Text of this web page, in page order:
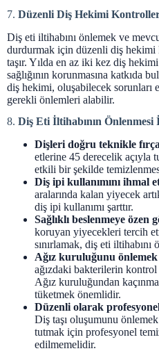
7. Düzenli Diş Hekimi
Diş eti iltihabını önlemek ve
durdurmak için düzenli diş
taşır. Yılda en az iki kez diş
sağlığının korunmasına katkıda
diş hekimi, oluşabilecek sorunları
gerekli önlemleri alabilir.
8. Diş Eti İltihabının Önlenmesi
Dişleri doğru teknikle
etlerine 45 derecelik açıyla
etkili bir şekilde
Diş ipi kullanımını ihmal
aralarında kalan yiyecek
diş ipi kullanımı şarttır.
Sağlıklı beslenmeye özen
koruyan yiyecekleri tercih
sınırlamak, diş eti iltihabını
Ağız kuruluğunu
ağızdaki bakterilerin kontrol
Ağız kuruluğundan
tüketmek önemlidir.
Düzenli olarak
Diş taşı oluşumunu
tutmak için profesyonel
edilmemelidir.